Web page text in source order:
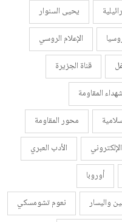
يحيى السنوار
الإعلام الروسي
قناة الجزيرة
المقاومة
محور المقاومة
الأدب العبري
أوروبا
واليسار
نعوم تشومسكي